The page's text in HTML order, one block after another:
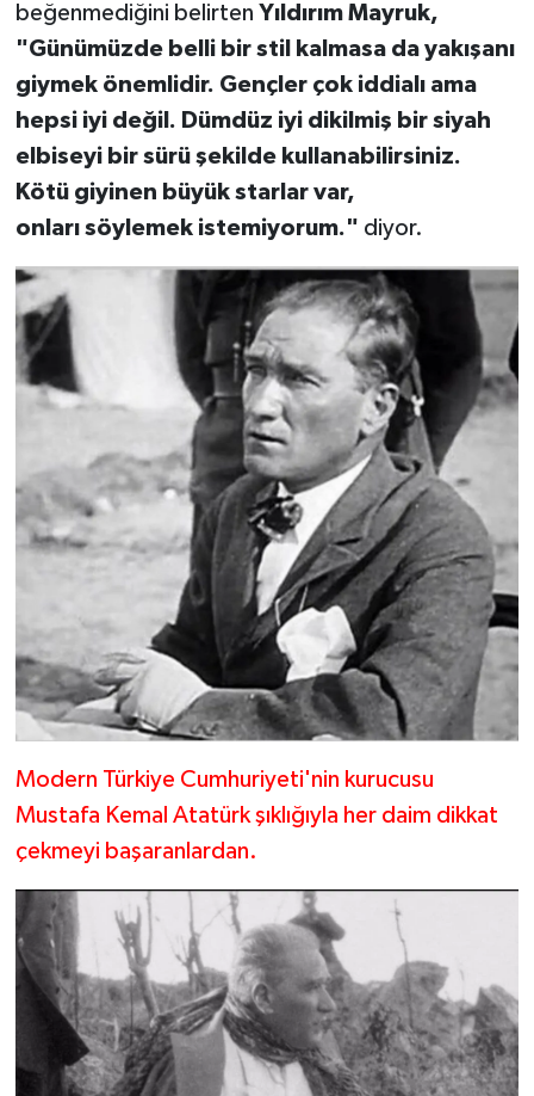
beğenmediğini belirten Yıldırım Mayruk,
"Günümüzde belli bir stil kalmasa da yakışanı
giymek önemlidir. Gençler çok iddialı ama
hepsi iyi değil. Dümdüz iyi dikilmiş bir siyah
elbiseyi bir sürü şekilde kullanabilirsiniz.
Kötü giyinen büyük starlar var,
onları söylemek istemiyorum." diyor.
Modern Türkiye Cumhuriyeti'nin kurucusu
Mustafa Kemal Atatürk şıklığıyla her daim dikkat
çekmeyi başaranlardan.